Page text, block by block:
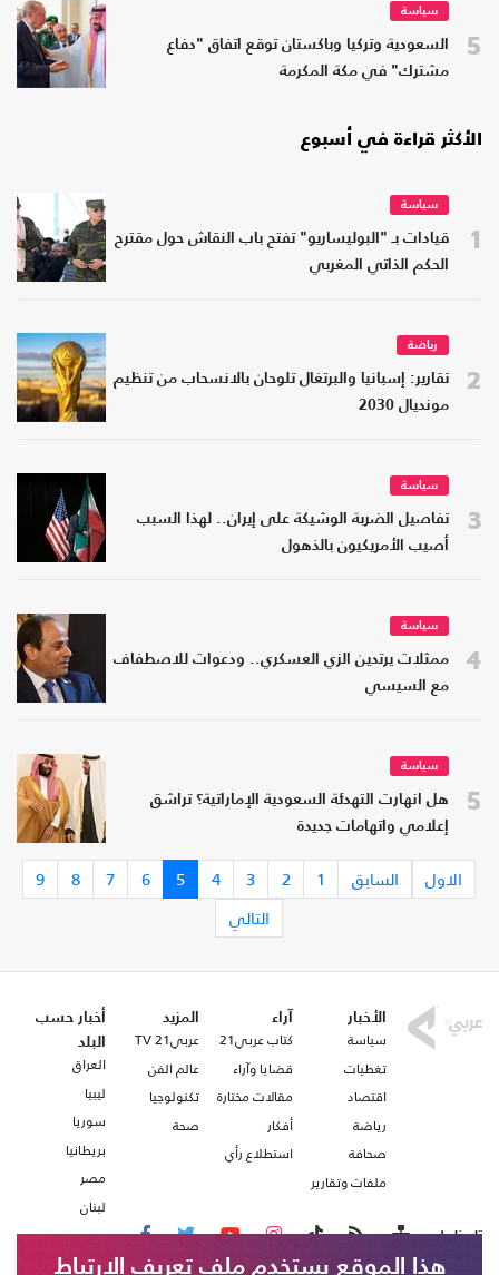
5
سياسة
السعودية وتركيا وباكستان توقع اتفاق "دفاع
مشترك" في مكة المكرمة
الأكثر قراءة في أسبوع
1
سياسة
قيادات بـ "البوليساريو" تفتح باب النقاش حول مقترح
الحكم الذاتي المغربي
2
رياضة
تقارير: إسبانيا والبرتغال تلوحان بالانسحاب من تنظيم
مونديال 2030
3
سياسة
تفاصيل الضربة الوشيكة على إيران.. لهذا السبب
أصيب الأمريكيون بالذهول
4
سياسة
ممثلات يرتدين الزي العسكري.. ودعوات للاصطفاف
مع السيسي
5
سياسة
هل انهارت التهدئة السعودية الإماراتية؟ تراشق
إعلامي واتهامات جديدة
الاول السابق 1
2
3
4
5
6
7
8
9
التالي
الأخبار
سياسة
تغطيات
اقتصاد
رياضة
صحافة
ملفات وتقارير
آراء
كتاب عربي21
قضايا وآراء
مقالات مختارة
أفكار
استطلاع رأي
المزيد
عربي21 TV
عالم الفن
تكنولوجيا
صحة
أخبار حسب
البلد
العراق
ليبيا
سوريا
بريطانيا
مصر
لبنان
تابعنا على
هذا الموقع يستخدم ملف تعريف الارتباط